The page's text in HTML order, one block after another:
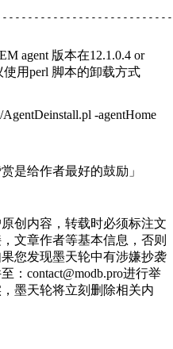
agent 版本在12.1.0.4 or
使用perl 脚本的卸载方式
-agentHome
是给作者最好的鼓励」
创内容，转载时必须标注文
文章作者等基本信息，否则
您发现墨天轮中有涉嫌抄袭
：contact@modb.pro进行举
墨天轮将立刻删除相关内